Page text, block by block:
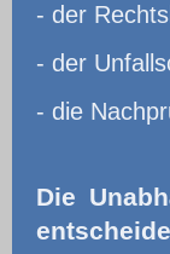
- der
- der
- die
Die